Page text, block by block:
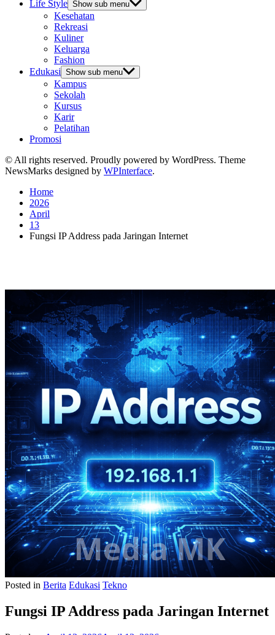
Life Style Show sub menu
Kesehatan
Rekreasi
Kuliner
Keluarga
Fashion
Edukasi Show sub menu
Kampus
Sekolah
Kursus
Karir
Pelatihan
Promosi
© All rights reserved. Proudly powered by WordPress. Theme
NewsMarks designed by WPInterface.
Home
2026
April
13
Fungsi IP Address pada Jaringan Internet
Posted in Berita Edukasi Tekno
Fungsi IP Address pada Jaringan Internet